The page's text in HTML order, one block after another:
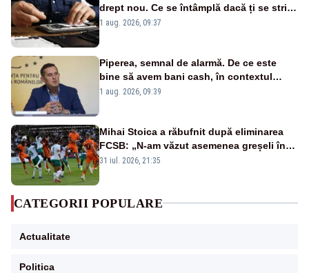
drept nou. Ce se întâmplă dacă ți se strică
un produs
1 aug. 2026, 09:37
Piperea, semnal de alarmă. De ce este
bine să avem bani cash, în contextul
alertei energetice?
1 aug. 2026, 09:39
Mihai Stoica a răbufnit după eliminarea
FCSB: „N-am văzut asemenea greșeli în
190 de meciuri europene”
31 iul. 2026, 21:35
CATEGORII POPULARE
Actualitate
Politica